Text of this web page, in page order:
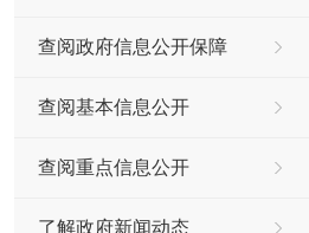
查阅政府信息公开保障
查阅基本信息公开
查阅重点信息公开
了解政府新闻动态